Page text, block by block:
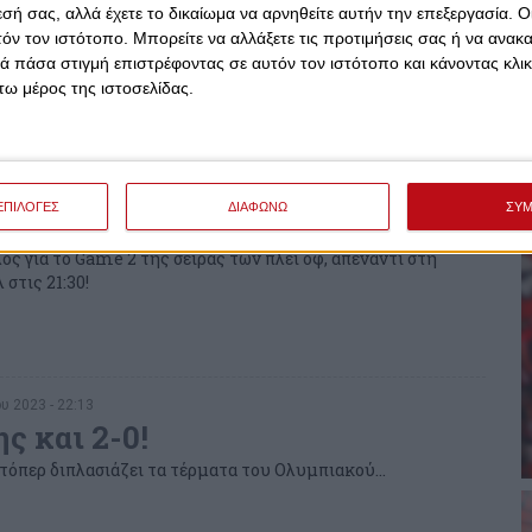
σας, αλλά έχετε το δικαίωμα να αρνηθείτε αυτήν την επεξεργασία.
τον ιστότοπο. Μπορείτε να αλλάξετε τις προτιμήσεις σας ή να
στιγμή επιστρέφοντας σε αυτόν τον ιστότοπο και κάνοντας
μέρος της ιστοσελίδας.
ΔΙΑΦΩΝΩ
και... 2-0 μέσα σε έξι λεπτά ο
βρήκαν τον δρόμο προς τα δίχτυα…
ΣΕΦ για το 2-0!
για το Game 2 της σειράς των πλέι οφ, απέναντι στη
21:30!
2023 - 22:13
και 2-0!
διπλασιάζει τα τέρματα του Ολυμπιακού...